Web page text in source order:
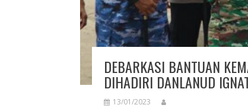
DEBARKASI BANTUAN
DIHADIRI DANLANUD
13/01/2023